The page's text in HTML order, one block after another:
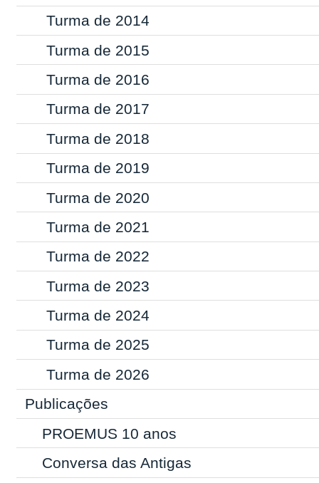
Turma de 2014
Turma de 2015
Turma de 2016
Turma de 2017
Turma de 2018
Turma de 2019
Turma de 2020
Turma de 2021
Turma de 2022
Turma de 2023
Turma de 2024
Turma de 2025
Turma de 2026
Publicações
PROEMUS 10 anos
Conversa das Antigas